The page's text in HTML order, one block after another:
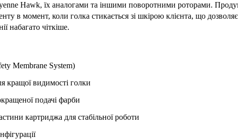
Hawk, їх аналогами та іншими поворотними роторами.
в момент, коли голка стикається зі шкірою клієнта, що
набагато чіткіше.
Membrane System)
кращої видимості голки
подачі фарби
картриджа для стабільної роботи